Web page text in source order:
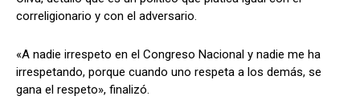
correligionario y con el adversario.
«A nadie irrespeto en el Congreso Nacional y nadie me ha
irrespetando, porque cuando uno respeta a los demás, se
gana el respeto», finalizó.